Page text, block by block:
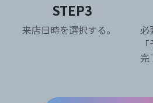
STEP3
来店日時を選択する。
必
完